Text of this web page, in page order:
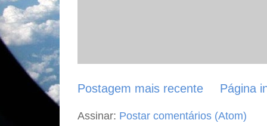
Postagem mais recente Página
Assinar: Postar comentários (Atom)